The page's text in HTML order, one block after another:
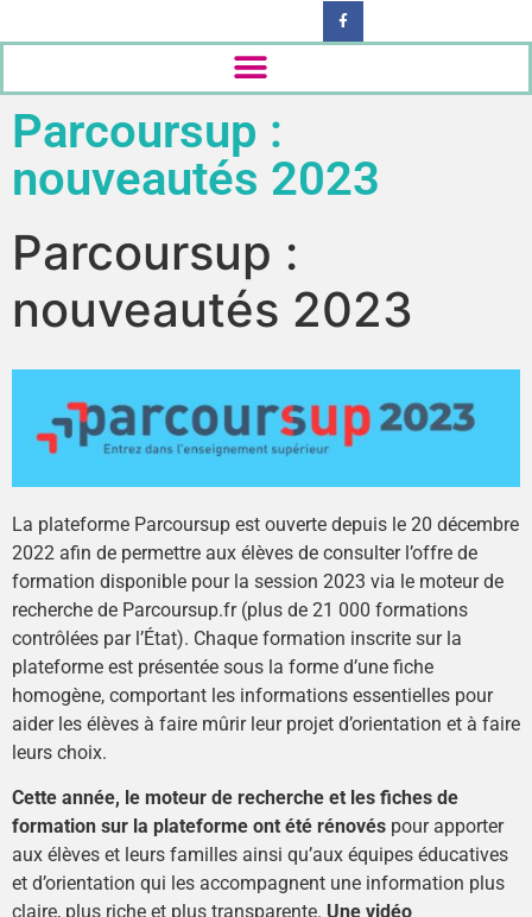
Parcoursup :
nouveautés 2023
Parcoursup :
nouveautés 2023
La plateforme Parcoursup est ouverte depuis le 20 décembre
2022 afin de permettre aux élèves de consulter l’offre de
formation disponible pour la session 2023 via le moteur de
recherche de Parcoursup.fr (plus de 21 000 formations
contrôlées par l’État). Chaque formation inscrite sur la
plateforme est présentée sous la forme d’une fiche
homogène, comportant les informations essentielles pour
aider les élèves à faire mûrir leur projet d’orientation et à faire
leurs choix.
Cette année, le moteur de recherche et les fiches de
formation sur la plateforme ont été rénovés pour apporter
aux élèves et leurs familles ainsi qu’aux équipes éducatives
et d’orientation qui les accompagnent une information plus
claire, plus riche et plus transparente. Une vidéo